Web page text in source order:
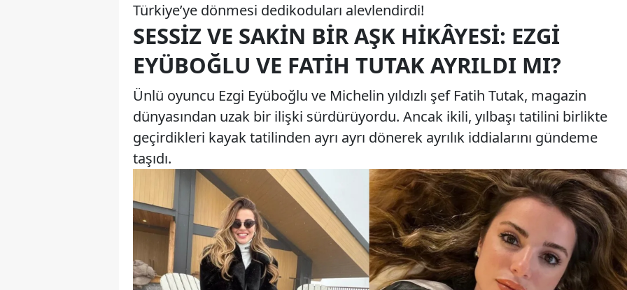
Türkiye’ye dönmesi dedikoduları alevlendirdi!
SESSIZ VE SAKIN BIR AŞK HIKÂYESI: EZGI
EYÜBOĞLU VE FATIH TUTAK AYRILDI MI?
Ünlü oyuncu Ezgi Eyüboğlu ve Michelin yıldızlı şef Fatih Tutak, magazin
dünyasından uzak bir ilişki sürdürüyordu. Ancak ikili, yılbaşı tatilini birlikte
geçirdikleri kayak tatilinden ayrı ayrı dönerek ayrılık iddialarını gündeme
taşıdı.